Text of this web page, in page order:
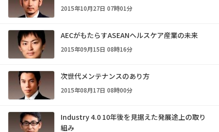
2015年10月27日 07時01分
AECがもたらすASEANヘルスケア産業の未来
2015年09月15日 08時16分
次世代メンテナンスのあり方
2015年08月17日 08時00分
Industry 4.0 10年後を見据えた発展途上の取り
組み